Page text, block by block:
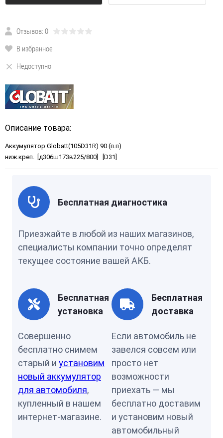
Отзывов: 0
В избранное
Недоступно
Описание товара:
Аккумулятор Globatt(105D31R) 90 (п.п)
ниж.креп. [д306ш173в225/800] [D31]
Бесплатная диагностика
Приезжайте в любой из наших магазинов,
специалисты компании точно определят
текущее состояние вашей АКБ.
Бесплатная
установка
Совершенно
бесплатно снимем
старый и установим
новый аккумулятор
для автомобиля,
купленный в нашем
интернет-магазине.
Бесплатная
доставка
Если автомобиль не
завелся совсем или
просто нет
возможности
приехать — мы
бесплатно доставим
и установим новый
автомобильный